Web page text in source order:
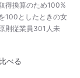
得換算のため100%
100としたときの女
則従業員301人未
べる